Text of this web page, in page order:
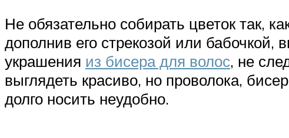
Не обязательно собирать цветок так,
дополнив его стрекозой или бабочкой,
украшения из бисера для волос, не
выглядеть красиво, но проволока,
долго носить неудобно.